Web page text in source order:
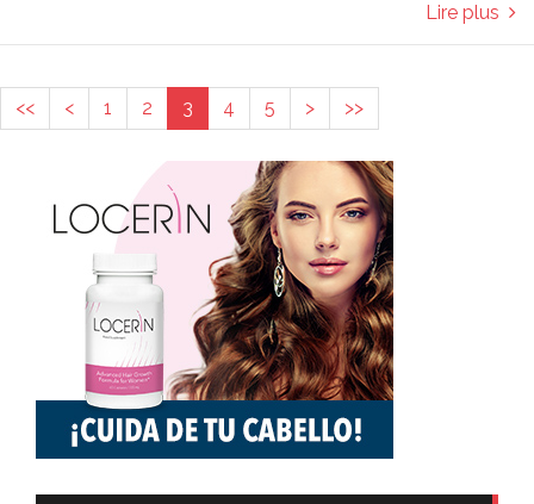
Lire plus
<< < 1 2 3 4 5 > >>